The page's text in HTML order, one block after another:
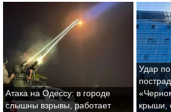
Атака на Одессу: в городе
слышны взрывы, работает
Удар
крыши,